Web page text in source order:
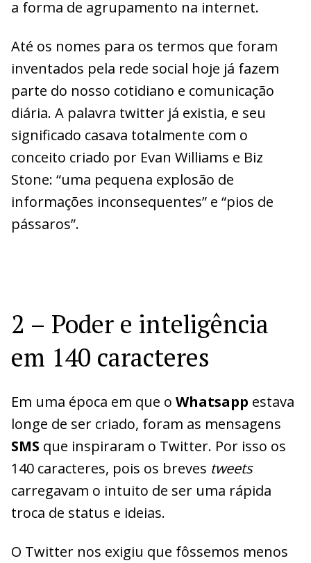
a forma de agrupamento na internet.
Até os nomes para os termos que foram
inventados pela rede social hoje já fazem
parte do nosso cotidiano e comunicação
diária. A palavra twitter já existia, e seu
significado casava totalmente com o
conceito criado por Evan Williams e Biz
Stone: “uma pequena explosão de
informações inconsequentes” e “pios de
pássaros”.
2 – Poder e inteligência
em 140 caracteres
Em uma época em que o Whatsapp estava
longe de ser criado, foram as mensagens
SMS que inspiraram o Twitter. Por isso os
140 caracteres, pois os breves tweets
carregavam o intuito de ser uma rápida
troca de status e ideias.
O Twitter nos exigiu que fôssemos menos